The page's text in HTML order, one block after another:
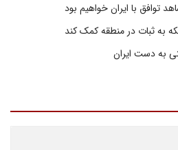
با ایران خواهیم بود
به ثبات در منطقه کمک کند